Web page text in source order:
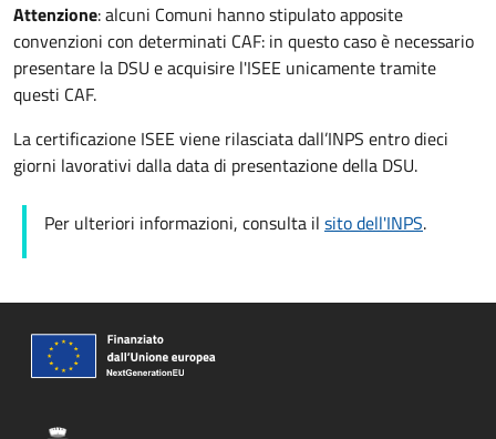
Attenzione: alcuni Comuni hanno stipulato apposite
convenzioni con determinati CAF: in questo caso è necessario
presentare la DSU e acquisire l'ISEE unicamente tramite
questi CAF.
La certificazione ISEE viene rilasciata dall’INPS entro dieci
giorni lavorativi dalla data di presentazione della DSU.
Per ulteriori informazioni, consulta il sito dell'INPS.